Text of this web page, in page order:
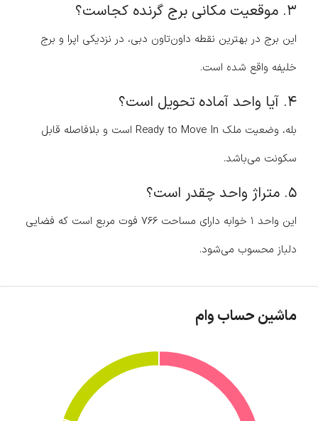
۳. موقعیت مکانی برج گرنده کجاست؟
این برج در بهترین نقطه داون‌تاون دبی، در نزدیکی اپرا و برج
خلیفه واقع شده است.
۴. آیا واحد آماده تحویل است؟
بله، وضعیت ملک Ready to Move In است و بلافاصله قابل
سکونت می‌باشد.
۵. متراژ واحد چقدر است؟
این واحد ۱ خوابه دارای مساحت ۷۶۶ فوت مربع است که فضایی
دلباز محسوب می‌شود.
ماشین حساب وام